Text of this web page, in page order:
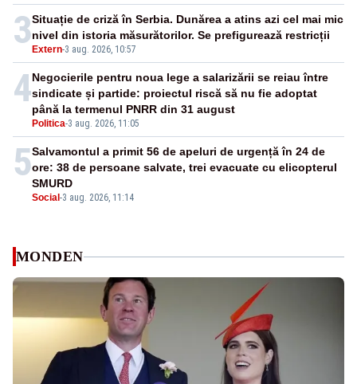
3 Extern-3 aug. 2026, 10:57
Situație de criză în Serbia. Dunărea a atins azi cel mai mic
nivel din istoria măsurătorilor. Se prefigurează restricții
4
Politica-3 aug. 2026, 11:05
Negocierile pentru noua lege a salarizării se reiau între
sindicate și partide: proiectul riscă să nu fie adoptat
până la termenul PNRR din 31 august
5
Social -3 aug. 2026, 11:14
Salvamontul a primit 56 de apeluri de urgență în 24 de
ore: 38 de persoane salvate, trei evacuate cu elicopterul
SMURD
MONDEN